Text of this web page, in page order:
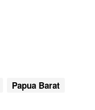
Papua Barat